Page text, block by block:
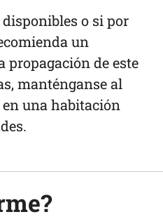
o si por
un
propagación de este
manténganse al
una habitación